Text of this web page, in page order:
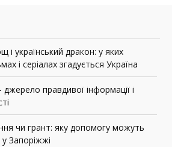
український дракон: у яких
і серіалах згадується Україна
джерело правдивої інформації і
чи грант: яку допомогу можуть
Запоріжжі